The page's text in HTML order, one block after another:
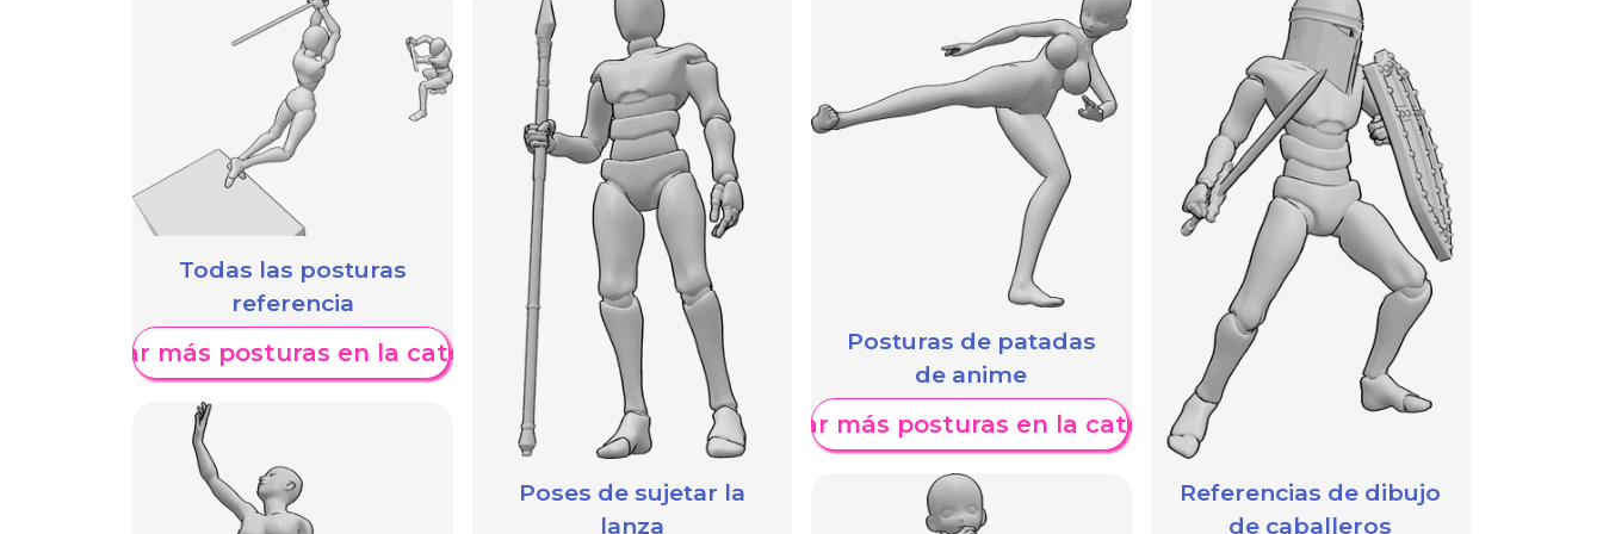
Todas las posturas
referencia
Mostrar más posturas en la categoría
Poses de sujetar la
lanza
Posturas de patadas
de anime
Mostrar más posturas en la categoría
Referencias de dibujo
de caballeros